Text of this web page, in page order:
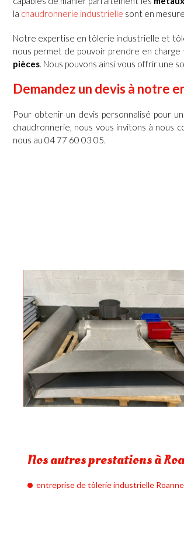
la chaudronnerie industrielle sont en
Notre expertise en tôlerie industrielle et
nous permet de pouvoir prendre en charge
pièces. Nous pouvons ainsi vous offrir une
Demandez un devis à notre
Pour obtenir un devis personnalisé pour un
chaudronnerie, nous vous invitons à nous
nous au 04 77 60 03 05.
Nos autres prestations à
entreprise de tôlerie industrielle Roanne